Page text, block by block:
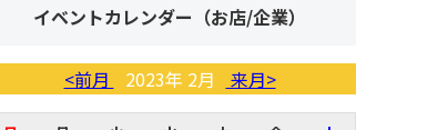
イベントカレンダー（お店/企業）
<前月 2023年 2月 来月>